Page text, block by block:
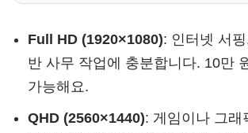
Full HD (1920×1080): 인터넷 서
반 사무 작업에 충분합니다. 10만
가능해요.
QHD (2560×1440): 게임이나 그래